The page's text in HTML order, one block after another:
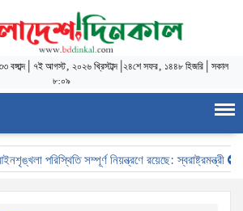
| ৭ই আগস্ট, ২০২৬ খ্রিস্টাব্দ| ২৪শে সফর, ১৪৪৮ হিজরি সকাল
৮:০৯
পরিস্থিতি সম্পূর্ণ নিয়ন্ত্রণে রয়েছে: স্বরাষ্ট্রমন্ত্রী